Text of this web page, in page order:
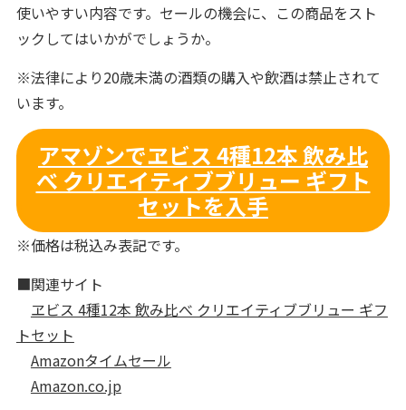
使いやすい内容です。セールの機会に、この商品をスト
ックしてはいかがでしょうか。
※法律により20歳未満の酒類の購入や飲酒は禁止されて
います。
アマゾンでヱビス 4種12本 飲み比
べ クリエイティブブリュー ギフト
セットを入手
※価格は税込み表記です。
■関連サイト
ヱビス 4種12本 飲み比べ クリエイティブブリュー ギフ
トセット
Amazonタイムセール
Amazon.co.jp